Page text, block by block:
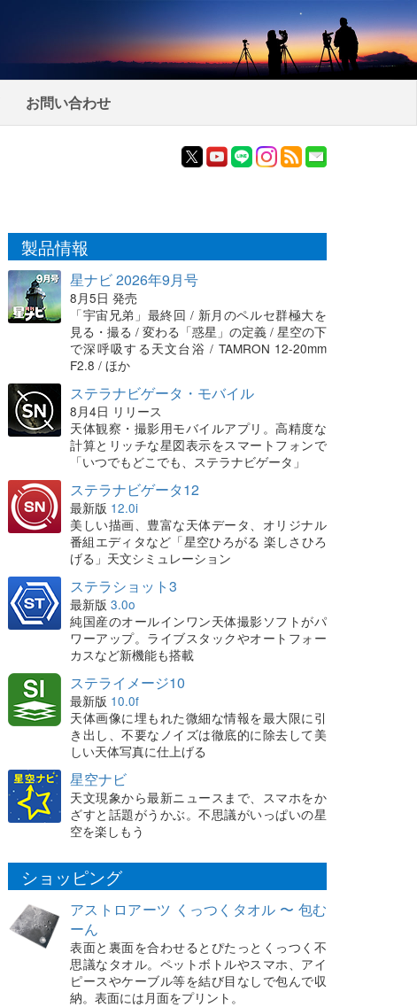
お問い合わせ
製品情報
星ナビ 2026年9月号
8月5日 発売
「宇宙兄弟」最終回 / 新月のペルセ群極大を
見る・撮る / 変わる「惑星」の定義 / 星空の下
で深呼吸する天文台浴 / TAMRON 12-20mm
F2.8 / ほか
ステラナビゲータ・モバイル
8月4日 リリース
天体観察・撮影用モバイルアプリ。高精度な
計算とリッチな星図表示をスマートフォンで
「いつでもどこでも、ステラナビゲータ」
ステラナビゲータ12
最新版 12.0i
美しい描画、豊富な天体データ、オリジナル
番組エディタなど「星空ひろがる 楽しさひろ
げる」天文シミュレーション
ステラショット3
最新版 3.0o
純国産のオールインワン天体撮影ソフトがパ
ワーアップ。ライブスタックやオートフォー
カスなど新機能も搭載
ステライメージ10
最新版 10.0f
天体画像に埋もれた微細な情報を最大限に引
き出し、不要なノイズは徹底的に除去して美
しい天体写真に仕上げる
星空ナビ
天文現象から最新ニュースまで、スマホをか
ざすと話題がうかぶ。不思議がいっぱいの星
空を楽しもう
ショッピング
アストロアーツ くっつくタオル 〜 包む
ーん
表面と裏面を合わせるとぴたっとくっつく不
思議なタオル。ペットボトルやスマホ、アイ
ピースやケーブル等を結び目なしで包んで収
納。表面には月面をプリント。